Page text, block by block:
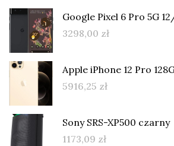
Google Pixel 6 Pro 5G
3298,00 zł
Apple iPhone 12 Pro
5916,25 zł
Sony SRS-XP500 czarny
1173,09 zł